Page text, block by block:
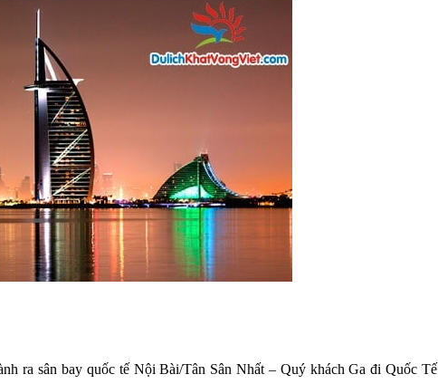
ra sân bay quốc tế Nội Bài/Tân Sân Nhất – Quý khách Ga đi Quốc Tế